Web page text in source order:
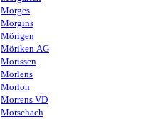
Morges
Morgins
Mörigen
Möriken AG
Morissen
Morlens
Morlon
Morrens VD
Morschach